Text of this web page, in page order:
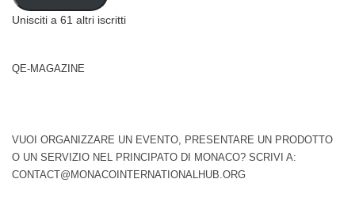
Unisciti a 61 altri iscritti
QE-MAGAZINE
VUOI ORGANIZZARE UN EVENTO, PRESENTARE UN PRODOTTO
O UN SERVIZIO NEL PRINCIPATO DI MONACO? SCRIVI A:
CONTACT@MONACOINTERNATIONALHUB.ORG